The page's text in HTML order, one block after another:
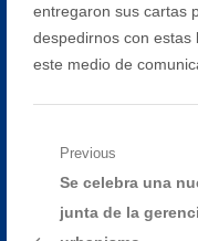
entregaron sus cartas
despedirnos con estas
este medio de
Navegación
Previous
Previous
post:
Se celebra una
junta de la